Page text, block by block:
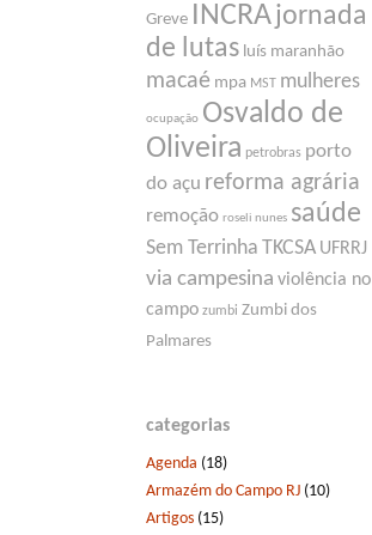
Greve INCRA jornada
de lutas luís maranhão
macaé mpa MST mulheres
ocupação Osvaldo de
Oliveira petrobras porto
do açu reforma agrária
remoção roseli nunes saúde
Sem Terrinha TKCSA UFRRJ
via campesina violência no
campo zumbi Zumbi dos
Palmares
categorias
Agenda (18)
Armazém do Campo RJ (10)
Artigos (15)